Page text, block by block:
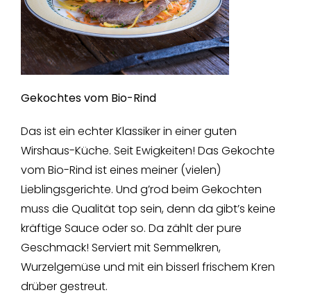
Gekochtes vom Bio-Rind
Das ist ein echter Klassiker in einer guten
Wirshaus-Küche. Seit Ewigkeiten! Das Gekochte
vom Bio-Rind ist eines meiner (vielen)
Lieblingsgerichte. Und g’rod beim Gekochten
muss die Qualität top sein, denn da gibt’s keine
kräftige Sauce oder so. Da zählt der pure
Geschmack! Serviert mit Semmelkren,
Wurzelgemüse und mit ein bisserl frischem Kren
drüber gestreut.